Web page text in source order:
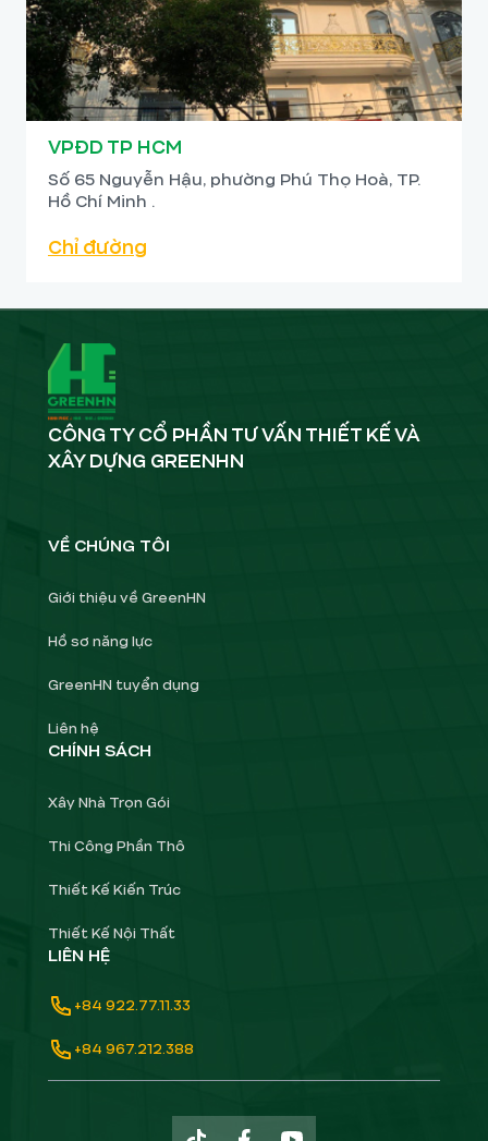
VPĐD TP HCM
Số 65 Nguyễn Hậu, phường Phú Thọ Hoà, TP.
Hồ Chí Minh .
Chỉ đường
CÔNG TY CỔ PHẦN TƯ VẤN THIẾT KẾ VÀ
XÂY DỰNG GREENHN
VỀ CHÚNG TÔI
Giới thiệu về GreenHN
Hồ sơ năng lực
GreenHN tuyển dụng
Liên hệ
CHÍNH SÁCH
Xây Nhà Trọn Gói
Thi Công Phần Thô
Thiết Kế Kiến Trúc
Thiết Kế Nội Thất
LIÊN HỆ
+84 922.77.11.33
+84 967.212.388